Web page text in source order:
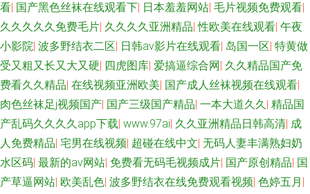
看| 国产黑色丝袜在线观看下| 日本羞羞网站| 毛片视频免费观看|
久久久久久免费毛片| 久久久久亚洲精品|性欧美在线观看| 午夜
小影院| 波多野结衣二区| 日韩av影片在线观看| 岛国一区| 特黄做
受又粗又长又大又硬| 四虎图库| 爱搞逼综合网| 久久精品国产免
费看久久精品| 在线视频亚洲欧美| 国产成人丝袜视频在线观看|
肉色丝袜足j视频国产| 国产三级国产精品| 一本大道久久| 精品国
产乱码久久久久app下载| www.97ai| 久久亚洲精品日韩高清| 成
人免费精品| 宅男在线视频| 超碰在线中文| 无码人妻丰满熟妇奶
水区码| 最新的av网站| 免费看无码毛视频成片| 国产原创精品| 国
产草逼网站| 欧美乱色| 波多野结衣在线免费观看视频| 色婷五月 |